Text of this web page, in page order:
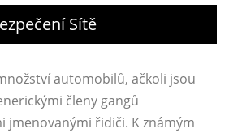
Sítě
automobilů, ačkoli jsou
členy gangů
jmenovanými řidiči. K známým